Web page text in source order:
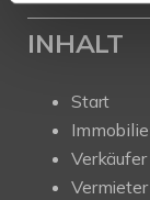
INHALT
Start
Verkäufer
Vermieter